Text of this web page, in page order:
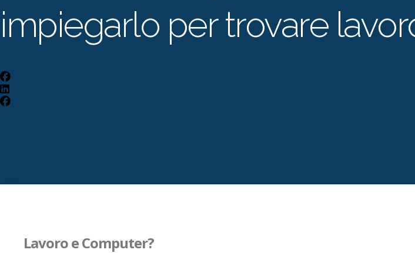
impiegarlo per trovare
Lavoro e Computer?